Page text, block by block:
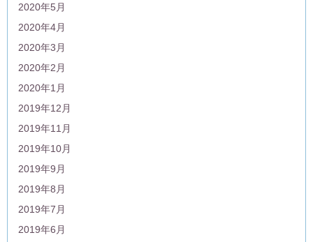
2020年5月
2020年4月
2020年3月
2020年2月
2020年1月
2019年12月
2019年11月
2019年10月
2019年9月
2019年8月
2019年7月
2019年6月